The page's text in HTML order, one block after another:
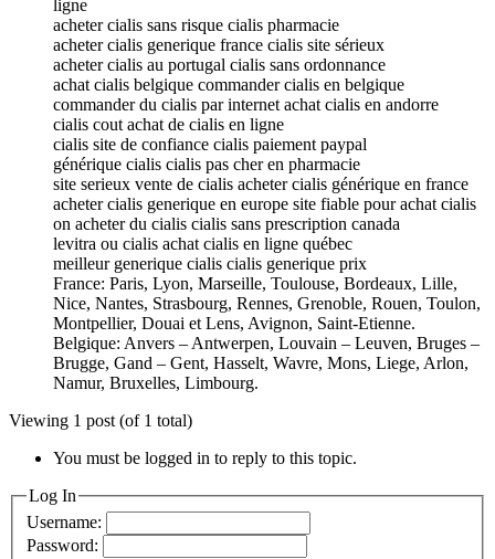
ligne
acheter cialis sans risque cialis pharmacie
acheter cialis generique france cialis site sérieux
acheter cialis au portugal cialis sans ordonnance
achat cialis belgique commander cialis en belgique
commander du cialis par internet achat cialis en andorre
cialis cout achat de cialis en ligne
cialis site de confiance cialis paiement paypal
générique cialis cialis pas cher en pharmacie
site serieux vente de cialis acheter cialis générique en france
acheter cialis generique en europe site fiable pour achat cialis
on acheter du cialis cialis sans prescription canada
levitra ou cialis achat cialis en ligne québec
meilleur generique cialis cialis generique prix
France: Paris, Lyon, Marseille, Toulouse, Bordeaux, Lille,
Nice, Nantes, Strasbourg, Rennes, Grenoble, Rouen, Toulon,
Montpellier, Douai et Lens, Avignon, Saint-Etienne.
Belgique: Anvers – Antwerpen, Louvain – Leuven, Bruges –
Brugge, Gand – Gent, Hasselt, Wavre, Mons, Liege, Arlon,
Namur, Bruxelles, Limbourg.
Viewing 1 post (of 1 total)
You must be logged in to reply to this topic.
Log In
Username:
Password: